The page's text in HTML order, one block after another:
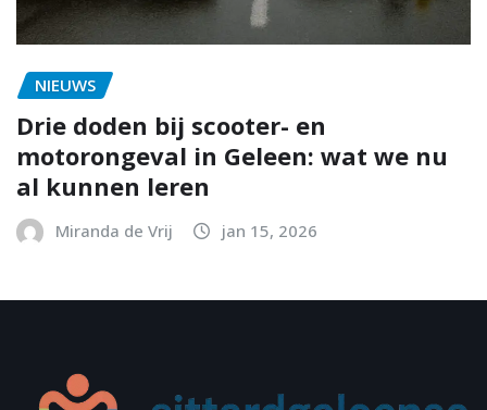
NIEUWS
Drie doden bij scooter- en
motorongeval in Geleen: wat we nu
al kunnen leren
Miranda de Vrij jan 15, 2026